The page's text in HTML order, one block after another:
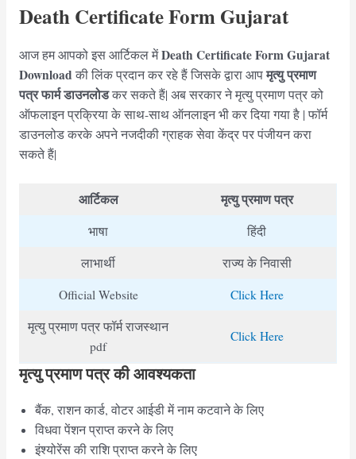
Death Certificate Form Gujarat
आज हम आपको इस आर्टिकल मेंDeath Certificate Form Gujarat
Download की लिंक प्रदान कर रहे हैं जिसके द्वारा आपमृत्युप्रमाण
पत्र फार्म डाउनलोडकर सकते हैं| अब सरकार ने मृत्यु प्रमाण पत्र को
ऑफलाइन प्रक्रिया के साथ-साथ ऑनलाइन भी कर दिया गया है | फॉर्म
डाउनलोड करके अपने नजदीकी ग्राहक सेवा केंद्र पर पंजीयन करा
सकते हैं|
आर्टिकल मृत्यु प्रमाण पत्र
भाषा
हिंदी
लाभार्थी
राज्य के निवासी
Official Website
Click Here
मृत्यु प्रमाण पत्र फॉर्म राजस्थान
pdf
Click Here
मृत्यु प्रमाण पत्र की आवश्यकता
बैंक, राशन कार्ड, वोटर आईडी में नाम कटवाने के लिए
विधवा पेंशन प्राप्त करने के लिए
इंश्योरेंस की राशि प्राप्त करने के लिए